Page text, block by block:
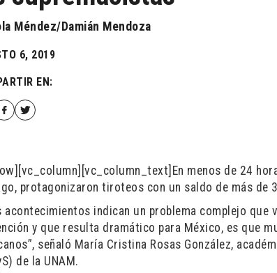
Méndez/Damián Mendoza
6, 2019
EN:
menos de 24
protagonizaron tiroteos con un saldo de más de
acontecimientos indican un problema complejo que
y que resulta dramático para México, es que
señaló María Cristina Rosas González,
de la UNAM.